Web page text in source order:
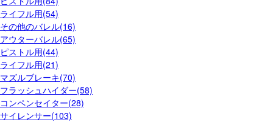
ライフル用(54)
その他のバレル(16)
アウターバレル(65)
ピストル用(44)
ライフル用(21)
マズルブレーキ(70)
フラッシュハイダー(58)
コンペンセイター(28)
サイレンサー(103)